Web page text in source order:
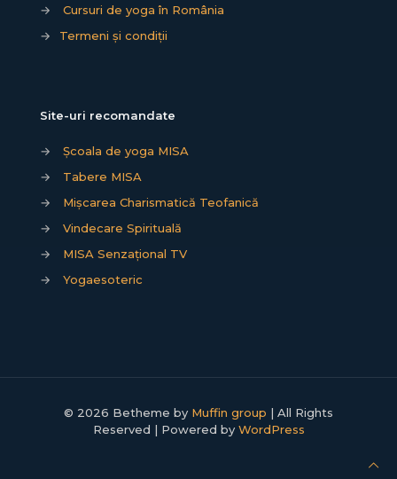
→
Cursuri de yoga în România
→
Termeni și condiții
Site-uri recomandate
→
Școala de yoga MISA
→
Tabere MISA
→
Mișcarea Charismatică Teofanică
→
Vindecare Spirituală
→
MISA Senzațional TV
→
Yogaesoteric
© 2026 Betheme by Muffin group | All Rights
Reserved | Powered by WordPress